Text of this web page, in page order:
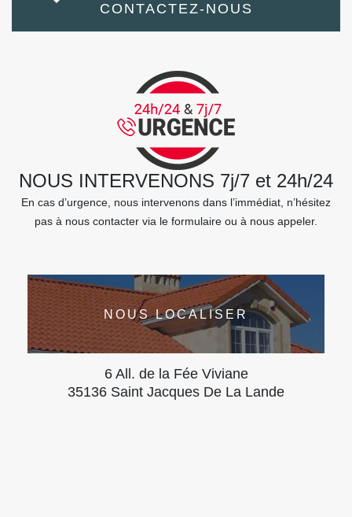
CONTACTEZ-NOUS
NOUS INTERVENONS 7j/7 et 24h/24
En cas d’urgence, nous intervenons dans l’immédiat, n’hésitez
pas à nous contacter via le formulaire ou à nous appeler.
NOUS LOCALISER
6 All. de la Fée Viviane
35136 Saint Jacques De La Lande